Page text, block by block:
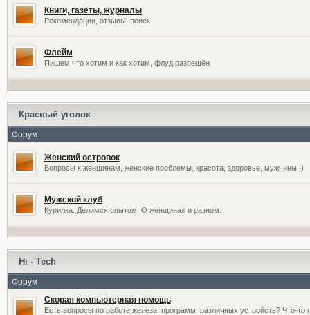
Книги, газеты, журналы
Рекомендации, отзывы, поиск
Флейм
Пишем что хотим и как хотим, флуд разрешён
Красный уголок
Форум
Женский островок
Вопросы к женщинам, женские проблемы, красота, здоровье, мужчины :)
Мужской клуб
Курилка. Делимся опытом. О женщинах и разном.
Hi - Tech
Форум
Скорая компьютерная помощь
Есть вопросы по работе железа, программ, различных устройств? Что-то